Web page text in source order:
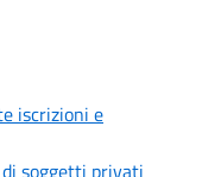
iscrizioni e
soggetti privati